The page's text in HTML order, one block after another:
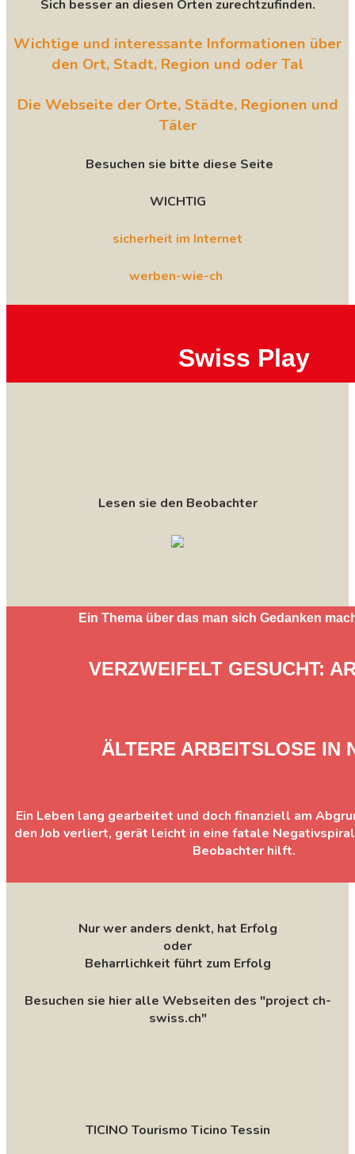
Sich besser an diesen Orten zurechtzufinden.
Wichtige und interessante Informationen über
den Ort, Stadt, Region und oder Tal
Die Webseite der Orte, Städte, Regionen und
Täler
Besuchen sie bitte diese Seite
WICHTIG
sicherheit im Internet
werben-wie-ch
Swiss Play
Lesen sie den Beobachter
Ein Thema über das man sich Gedanken
VERZWEIFELT GESUCHT:
ÄLTERE ARBEITSLOSE IN
Ein Leben lang gearbeitet und doch finanziell am
den Job verliert, gerät leicht in eine fatale
Beobachter hilft.
Nur wer anders denkt, hat Erfolg
oder
Beharrlichkeit führt zum Erfolg
Besuchen sie hier alle Webseiten des "project ch-
swiss.ch"
TICINO Tourismo Ticino Tessin